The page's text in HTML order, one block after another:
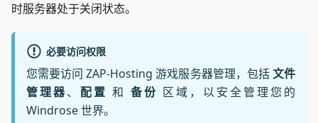
时服务器处于关闭状态。
必要访问权限
您需要访问 ZAP-Hosting 游戏服务器管理，包括文件
管理器、 配置 和 备份 区域，以安全管理您的
Windrose 世界。